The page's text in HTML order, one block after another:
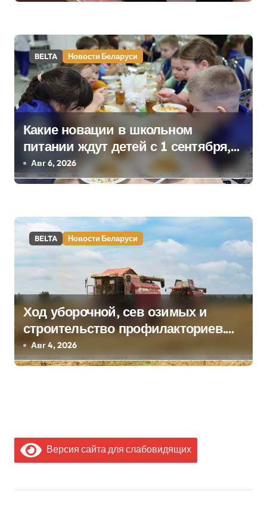
п
и
с
я
м
BELTA Новости Беларуси
Какие новации в школьном
питании ждут детей с 1 сентября,
рассказали в правительстве
Авг 6, 2026
BELTA Новости Беларуси
Ход уборочной, сев озимых и
строительство профилакториев.
Лукашенко заслушал доклад главы
Минсельхозпрода
Авг 4, 2026
Версия сайта для слабовидящих